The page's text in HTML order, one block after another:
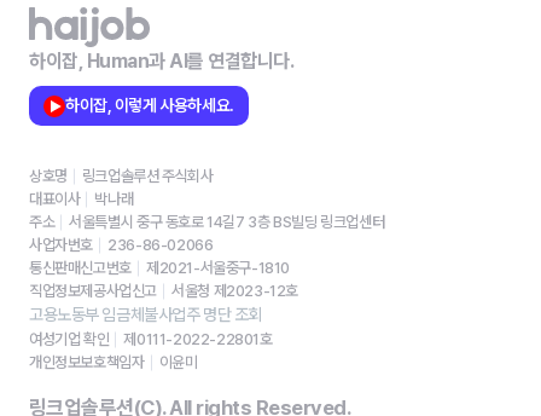
하이잡, Human과 AI를 연결합니다.
하이잡, 이렇게 사용하세요.
상호명
링크업솔루션 주식회사
대표이사
박나래
주소
서울특별시 중구 동호로 14길7 3층 BS빌딩 링크업센터
사업자번호
236-86-02066
통신판매신고번호
제2021-서울중구-1810
직업정보제공사업신고
서울청 제2023-12호
고용노동부 임금체불사업주 명단 조회
여성기업 확인
제0111-2022-22801호
개인정보보호책임자
이윤미
링크업솔루션(C). All rights Reserved.